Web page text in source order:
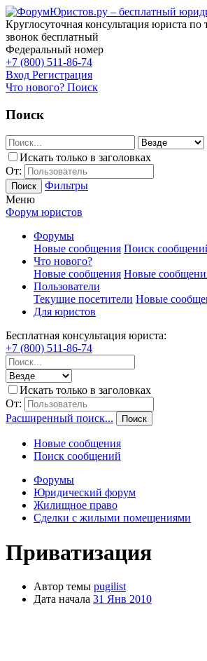
Круглосуточная консультация юриста по
звонок бесплатный
Федеральный номер
+7 (800) 511-86-74
Вход Регистрация
Что нового? Поиск
Поиск
Искать только в заголовках
От:
Поиск
Фильтры
Меню
Форум юристов
Форумы
Новые сообщения Поиск
Что нового?
Новые сообщения Новые
Пользователи
Текущие посетители Новые
Для юристов
Бесплатная консультация юриста:
+7 (800) 511-86-74
Искать только в заголовках
От:
Расширенный поиск...
Поиск
Новые сообщения
Поиск сообщений
Форумы
Юридический форум
Жилищное право
Сделки с жилыми помещениями
Приватизация
Автор темы pugilist
Дата начала 31 Янв 2010